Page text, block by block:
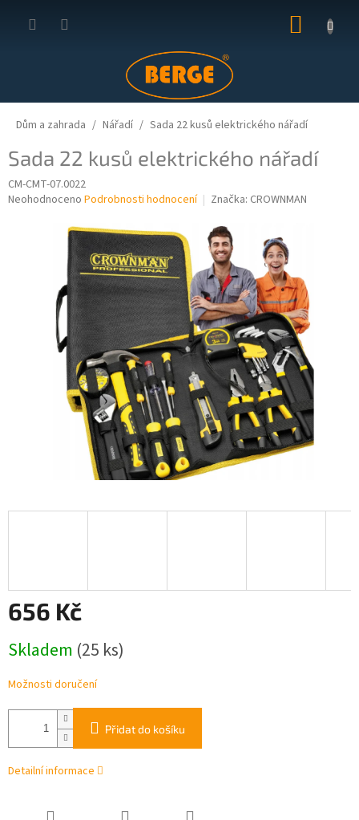
KOŠÍK
Dům a zahrada Nářadí Sada 22 kusů elektrického nářadí
Sada 22 kusů elektrického nářadí
CM-CMT-07.0022
Průměrné
hvězdiček.
Neohodnoceno Podrobnosti hodnocení Značka: CROWNMAN
656 Kč
cena:
Skladem (25 ks)
Možnosti doručení
Přidat do košíku
Detailní informace